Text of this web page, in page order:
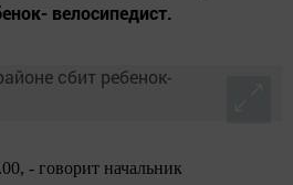
велосипедист.
- говорит начальник